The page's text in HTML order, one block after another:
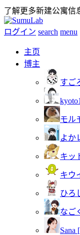
了解更多新建公寓信
ログイン search menu
主页
博主
すご
モル
よか
キッ
キウ
ひろ
なご
Sana